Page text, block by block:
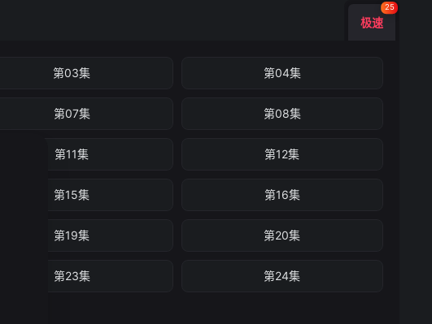
极速
25
第03集 第04集
第07集 第08集
第11集 第12集
第15集 第16集
第19集 第20集
第23集 第24集